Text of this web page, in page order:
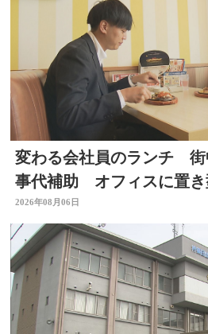
変わる会社員のランチ 街
事代補助 オフィスに置
2026年08月06日